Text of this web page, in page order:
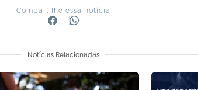
Compartilhe essa notícia
Notícias Relacionadas